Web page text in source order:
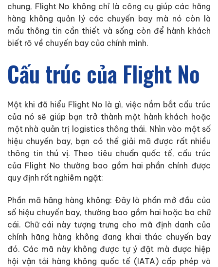
chung, Flight No không chỉ là công cụ giúp các hãng
hàng không quản lý các chuyến bay mà nó còn là
mẩu thông tin cần thiết và sống còn để hành khách
biết rõ về chuyến bay của chính mình.
Cấu trúc của Flight No
Một khi đã hiểu Flight No là gì, việc nắm bắt cấu trúc
của nó sẽ giúp bạn trở thành một hành khách hoặc
một nhà quản trị logistics thông thái. Nhìn vào một số
hiệu chuyến bay, bạn có thể giải mã được rất nhiều
thông tin thú vị. Theo tiêu chuẩn quốc tế, cấu trúc
của Flight No thường bao gồm hai phần chính được
quy định rất nghiêm ngặt:
Phần mã hãng hàng không: Đây là phần mở đầu của
số hiệu chuyến bay, thường bao gồm hai hoặc ba chữ
cái. Chữ cái này tượng trưng cho mã định danh của
chính hãng hàng không đang khai thác chuyến bay
đó. Các mã này không được tự ý đặt mà được hiệp
hội vận tải hàng không quốc tế (IATA) cấp phép và